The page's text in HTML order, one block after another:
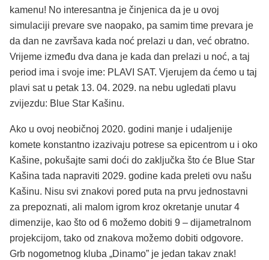
kamenu! No interesantna je činjenica da je u ovoj
simulaciji prevare sve naopako, pa samim time prevara je
da dan ne završava kada noć prelazi u dan, već obratno.
Vrijeme između dva dana je kada dan prelazi u noć, a taj
period ima i svoje ime: PLAVI SAT. Vjerujem da ćemo u taj
plavi sat u petak 13. 04. 2029. na nebu ugledati plavu
zvijezdu: Blue Star Kašinu.
Ako u ovoj neobičnoj 2020. godini manje i udaljenije
komete konstantno izazivaju potrese sa epicentrom u i oko
Kašine, pokušajte sami doći do zaključka što će Blue Star
Kašina tada napraviti 2029. godine kada preleti ovu našu
Kašinu. Nisu svi znakovi pored puta na prvu jednostavni
za prepoznati, ali malom igrom kroz okretanje unutar 4
dimenzije, kao što od 6 možemo dobiti 9 – dijametralnom
projekcijom, tako od znakova možemo dobiti odgovore.
Grb nogometnog kluba „Dinamo” je jedan takav znak!